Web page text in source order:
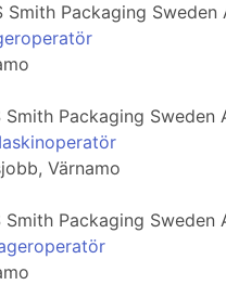
Packaging Sweden
Packaging Sweden
Värnamo
Packaging Sweden